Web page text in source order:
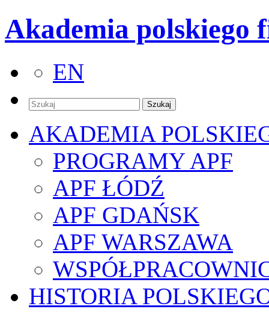
Akademia polskiego
EN
AKADEMIA
PROGRAMY APF
APF ŁÓDŹ
APF GDAŃSK
APF WARSZAWA
HISTORIA